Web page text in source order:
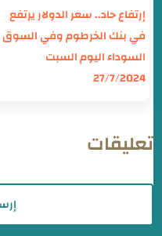
إرتفاع حاد.. سعر الدولار يرتفع
في بنك الخرطوم وفي السوق
السوداء اليوم السبت
27/7/2024
تعليقات